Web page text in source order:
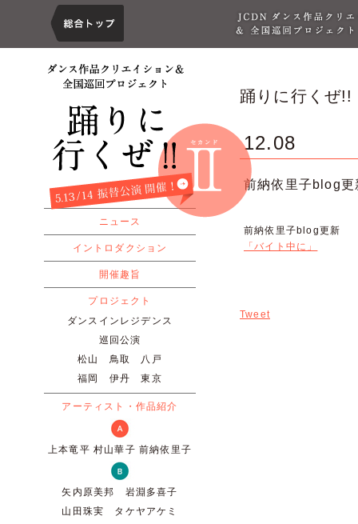
ニュース
イントロダクション
開催趣旨
プロジェクト
ダンスインレジデンス
巡回公演
松山
鳥取
八戸
福岡
伊丹 東京
アーティスト・作品紹介
上本竜平 村山華子 前納依里子
矢内原美邦
岩淵多喜子
山田珠実
タケヤアケミ
踊りに行くぜ!!
12.08
前納依里子blog更
前納依里子blog更新
「バイト中に」
Tweet